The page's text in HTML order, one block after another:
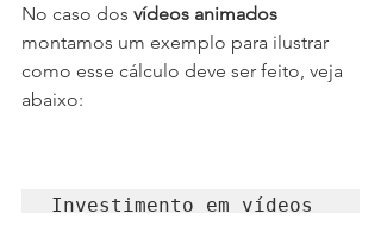
No caso dos vídeos animados
montamos um exemplo para ilustrar
como esse cálculo deve ser feito, veja
abaixo:
Investimento em vídeos